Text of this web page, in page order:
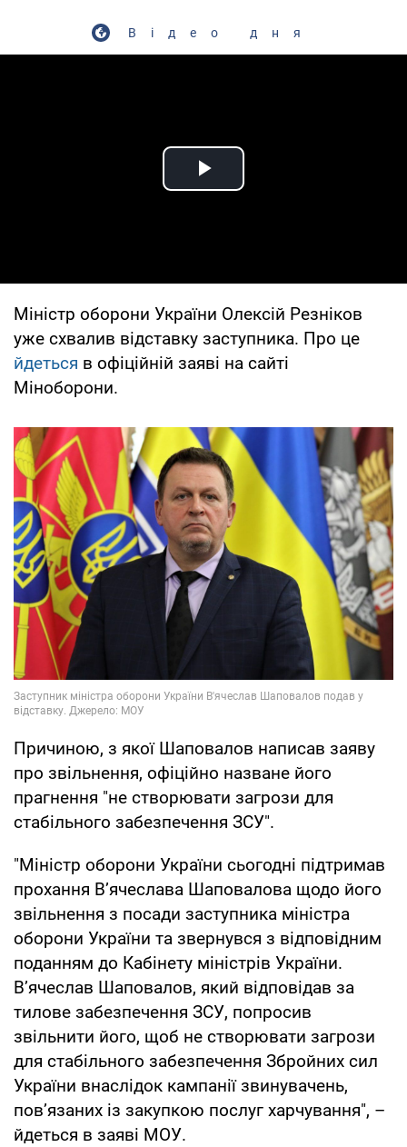
Відео дня
Play Video
Міністр оборони України Олексій Резніков
уже схвалив відставку заступника. Про це
йдеться в офіційній заяві на сайті
Міноборони.
Причиною, з якої Шаповалов написав заяву
про звільнення, офіційно назване його
прагнення "не створювати загрози для
стабільного забезпечення ЗСУ".
"Міністр оборони України сьогодні підтримав
прохання В’ячеслава Шаповалова щодо його
звільнення з посади заступника міністра
оборони України та звернувся з відповідним
поданням до Кабінету міністрів України.
В’ячеслав Шаповалов, який відповідав за
тилове забезпечення ЗСУ, попросив
звільнити його, щоб не створювати загрози
для стабільного забезпечення Збройних сил
України внаслідок кампанії звинувачень,
пов’язаних із закупкою послуг харчування", –
йдеться в заяві МОУ.